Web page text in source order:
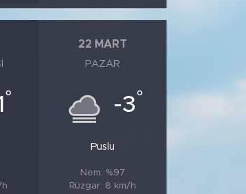
°
h
22 MART
PAZAR
-3°
Puslu
Nem: %97
Rüzgar: 8 km/h